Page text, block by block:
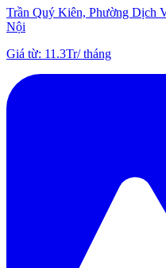
Trần Quý Kiên, Phường Dịch
Nội
Giá từ: 11.3Tr/tháng